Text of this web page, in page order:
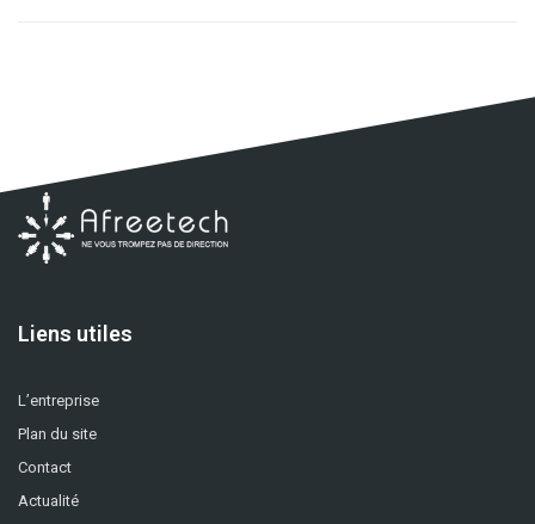
Liens utiles
L’entreprise
Plan du site
Contact
Actualité